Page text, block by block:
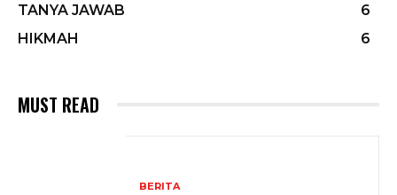
TANYA JAWAB
6
HIKMAH
6
MUST READ
BERITA